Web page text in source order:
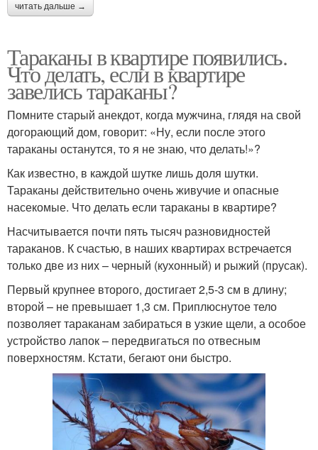
читать дальше →
Тараканы в квартире появились.
Что делать, если в квартире
завелись тараканы?
Помните старый анекдот, когда мужчина, глядя на свой
догорающий дом, говорит: «Ну, если после этого
тараканы останутся, то я не знаю, что делать!»?
Как известно, в каждой шутке лишь доля шутки.
Тараканы действительно очень живучие и опасные
насекомые. Что делать если тараканы в квартире?
Насчитывается почти пять тысяч разновидностей
тараканов. К счастью, в наших квартирах встречается
только две из них – черный (кухонный) и рыжий (прусак).
Первый крупнее второго, достигает 2,5-3 см в длину;
второй – не превышает 1,3 см. Приплюснутое тело
позволяет тараканам забираться в узкие щели, а особое
устройство лапок – передвигаться по отвесным
поверхностям. Кстати, бегают они быстро.